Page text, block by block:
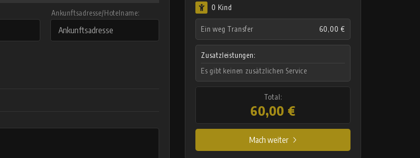
Ankunftsadresse/Hotelname:
0 Kind
Ein weg Transfer 60,00 €
Zusatzleistungen:
Es gibt keinen zusätzlichen Service
Total:
60,00 €
Mach weiter